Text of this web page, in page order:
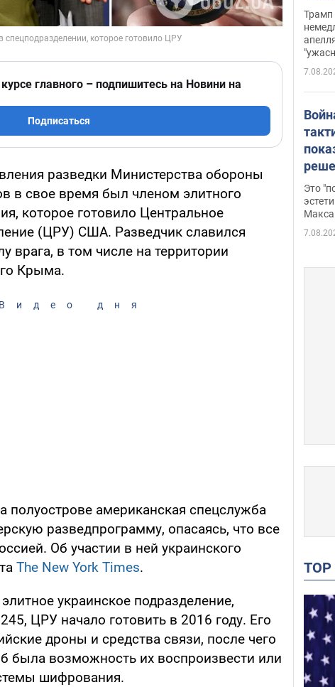
главного – подпишитесь на Новини на
Подписаться
разведки Министерства обороны
в свое время был членом элитного
которое готовило Центральное
(ЦРУ) США. Разведчик славился
врага, в том числе на территории
Крыма.
Видео дня
полуострове американская спецслужба
разведпрограмму, опасаясь, что все
Об участии в ней украинского
The New York Times.
украинское подразделение,
ЦРУ начало готовить в 2016 году. Его
дроны и средства связи, после чего
была возможность их воспроизвести или
шифрования.
Трамп
Это